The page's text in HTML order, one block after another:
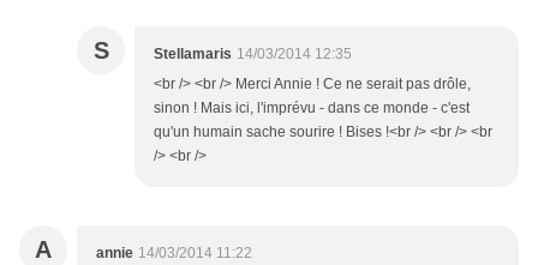
S Stellamaris 14/03/2014 12:35
<br /> <br /> Merci Annie ! Ce ne serait pas drôle,
sinon ! Mais ici, l'imprévu - dans ce monde - c'est
qu'un humain sache sourire ! Bises !<br /> <br /> <br
/> <br />
A annie 14/03/2014 11:22